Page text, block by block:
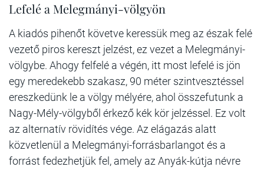
Lefelé a Melegmányi-völgyön
A kiadós pihenőt követve keressük meg az észak felé
vezető piros kereszt jelzést, ez vezet a Melegmányi-
völgybe. Ahogy felfelé a végén, itt most lefelé is jön
egy meredekebb szakasz, 90 méter szintvesztéssel
ereszkedünk le a völgy mélyére, ahol összefutunk a
Nagy-Mély-völgyből érkező kék kör jelzéssel. Ez volt
az alternatív rövidítés vége. Az elágazás alatt
közvetlenül a Melegmányi-forrásbarlangot és a
forrást fedezhetjük fel, amely az Anyák-kútja névre